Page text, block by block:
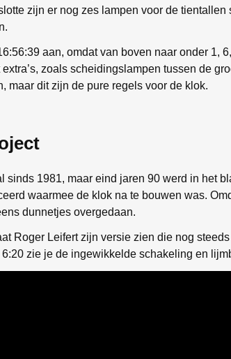
zijn er nog zes lampen voor de
aan, omdat van boven naar onder 1,
zoals scheidingslampen tussen de
maar dit zijn de pure regels voor de klok.
sinds 1981, maar eind jaren 90 werd in het
waarmee de klok na te bouwen was.
dunnetjes overgedaan.
Roger Leifert zijn versie zien die nog
zie je de ingewikkelde schakeling en